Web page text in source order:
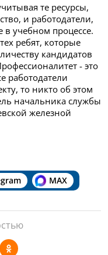
те ресурсы,
и работодатели,
в учебном процессе.
ребят, которые
кандидатов
- это
работодатели
то никто об этом
начальника службы
железной
MAX